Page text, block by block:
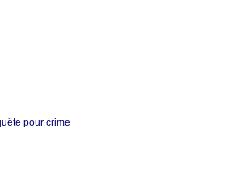
pour crime